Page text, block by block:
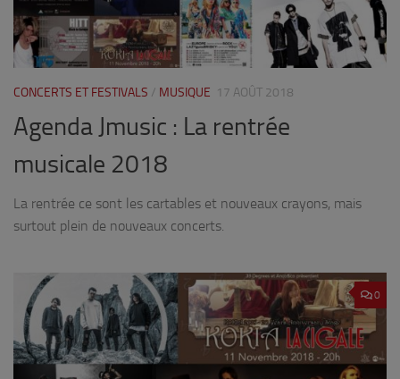
CONCERTS ET FESTIVALS / MUSIQUE 17 AOÛT 2018
Agenda Jmusic : La rentrée
musicale 2018
La rentrée ce sont les cartables et nouveaux crayons, mais
surtout plein de nouveaux concerts.
0